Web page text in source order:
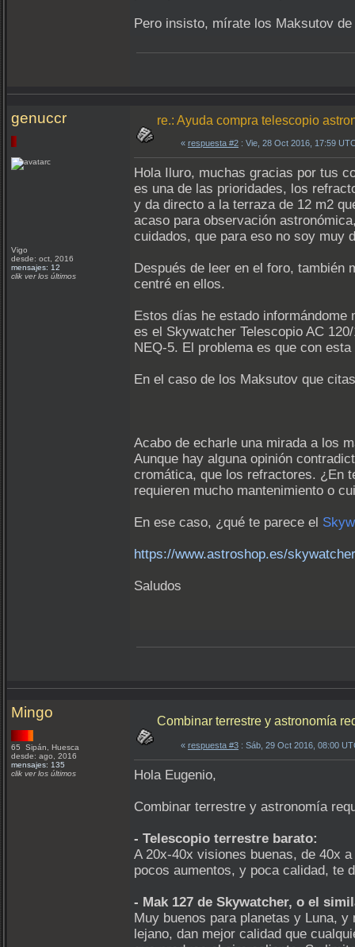
Pero insisto, mírate los Maksutov
genuccr
Vigo
desde: oct, 2016
mensajes: 12
clik ver los últimos
re.: Ayuda compra telescopio
« respuesta #2 : Vie, 28 Oct 2016, 17:59
Hola Iluro, muchas gracias por tus
es una de las prioridades, los
y da directo a la terraza de 12 m2
acaso para observación
cuidados, que para eso no soy muy
Después de leer en el foro, también
centré en ellos.
Estos días he estado
es el Skywatcher Telescopio AC
NEQ-5. El problema es que con
En el caso de los Maksutov que
Acabo de echarle una mirada a los
Aunque hay alguna opinión
cromática, que los refractores. ¿En
requieren mucho mantenimiento o
En ese caso, ¿qué te parece el
https://www.astroshop.es/
Saludos
Mingo
65 Sipán, Huesca
desde: ago, 2016
mensajes: 135
clik ver los últimos
Combinar terrestre y astronomía
« respuesta #3 : Sáb, 29 Oct 2016, 08:00
Hola Eugenio,
Combinar terrestre y astronomía
- Telescopio terrestre barato:
A 20x-40x visiones buenas, de 40x
pocos aumentos, y poca calidad, te
- Mak 127 de Skywatcher, o el
Muy buenos para planetas y Luna,
lejano, dan mejor calidad que